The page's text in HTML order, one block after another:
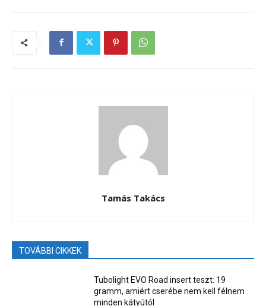
Tamás Takács
TOVÁBBI CIKKEK
Tubolight EVO Road insert teszt: 19
gramm, amiért cserébe nem kell félnem
minden kátyútól